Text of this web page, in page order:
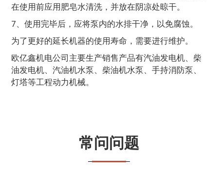
在使用前应用肥皂水清洗，并放在阴凉处晾干。
7、使用完毕后，应将泵内的水排干净，以免腐蚀。
为了更好的延长机器的使用寿命，需要进行维护。
欧亿鑫机电公司主要生产销售产品有汽油发电机、柴
油发电机、汽油机水泵、柴油机水泵、手持消防泵、
灯塔等工程动力机械。
常问问题